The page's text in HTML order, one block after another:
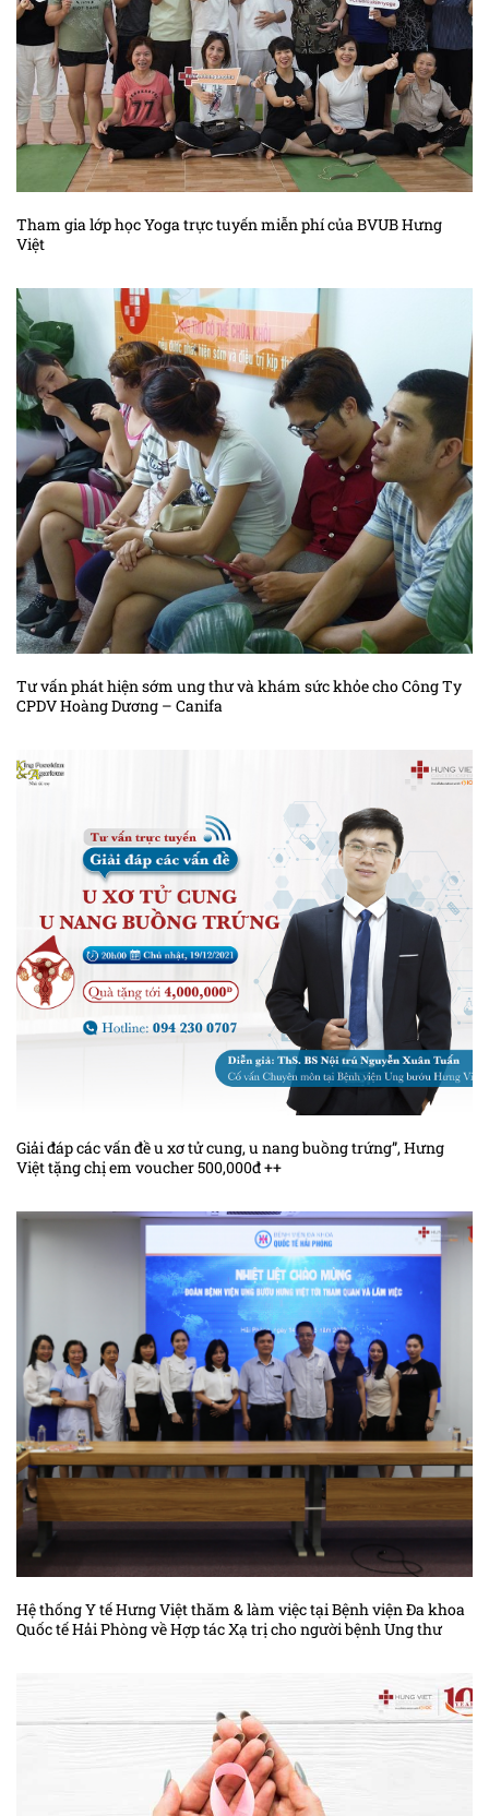
Tham gia lớp học Yoga trực tuyến miễn phí của BVUB Hưng
Việt
Tư vấn phát hiện sớm ung thư và khám sức khỏe cho Công Ty
CPDV Hoàng Dương – Canifa
Giải đáp các vấn đề u xơ tử cung, u nang buồng trứng”, Hưng
Việt tặng chị em voucher 500,000đ ++
Hệ thống Y tế Hưng Việt thăm & làm việc tại Bệnh viện Đa khoa
Quốc tế Hải Phòng về Hợp tác Xạ trị cho người bệnh Ung thư